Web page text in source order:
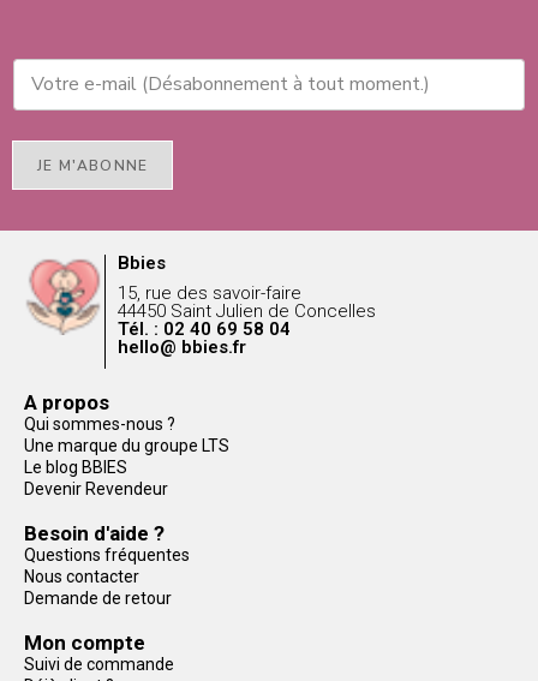
JE M'ABONNE
Bbies
15, rue des savoir-faire
44450 Saint Julien de Concelles
Tél. : 02 40 69 58 04
hello@ bbies.fr
A propos
Qui sommes-nous ?
Une marque du groupe LTS
Le blog BBIES
Devenir Revendeur
Besoin d'aide ?
Questions fréquentes
Nous contacter
Demande de retour
Mon compte
Suivi de commande